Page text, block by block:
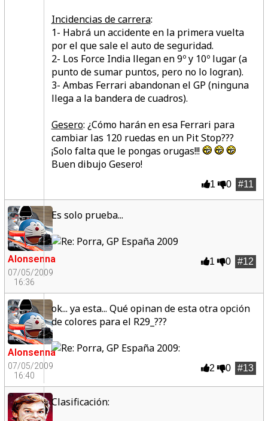
Incidencias de carrera:
1- Habrá un accidente en la primera vuelta
por el que sale el auto de seguridad.
2- Los Force India llegan en 9º y 10º lugar (a
punto de sumar puntos, pero no lo logran).
3- Ambas Ferrari abandonan el GP (ninguna
llega a la bandera de cuadros).
Gesero: ¿Cómo harán en esa Ferrari para
cambiar las 120 ruedas en un Pit Stop???
¡Solo falta que le pongas orugas!!!
Buen dibujo Gesero!
#11
1 0
Alonsenna
07/05/2009
16:36
Es solo prueba...
#12
1 0
Alonsenna
07/05/2009
16:40
ok... ya esta... Qué opinan de esta otra opción
de colores para el R29_???
:
#13
2 0
Clasificación: